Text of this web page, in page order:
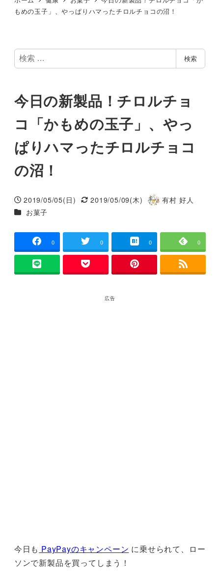
もめの玉子」、やっぱりハマったチロルチョコの沼！
検
索
検索
今日の新製品！チロルチョ
コ「かもめの玉子」、やっ
ぱりハマったチロルチョコ
の沼！
投稿日
2019/05/05(日)
更新日
2019/05/09(木)
著
有村 好人
カテゴリー
お菓子
0 0 0 0
広告
今日も PayPayのキャンペーン に乗せられて、ロー
ソンで新製品を買ってしまう！